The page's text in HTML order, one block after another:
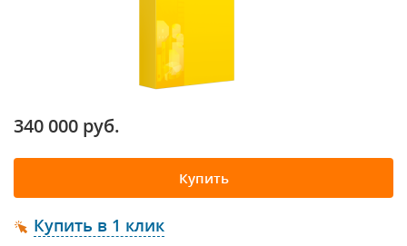
340 000 руб.
Купить
Купить в 1 клик